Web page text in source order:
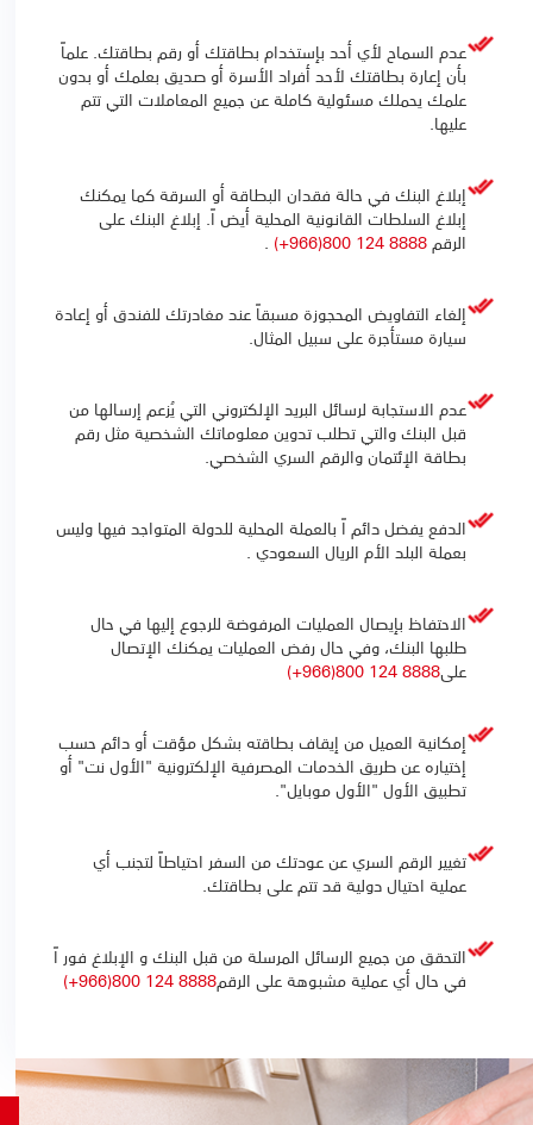
عدم السماح لأي أحد بإستخدام بطاقتك أو رقم بطاقتك. علماً
بأن إعارة بطاقتك لأحد أفراد الأسرة أو صديق بعلمك أو بدون
علمك يحملك مسئولية كاملة عن جميع المعاملات التي تتم
عليها.
إبلاغ البنك في حالة فقدان البطاقة أو السرقة كما يمكنك
إبلاغ السلطات القانونية المحلية أيض اً. إبلاغ البنك على
الرقم8888 124 800(966+)
.
إلغاء التفاويض المحجوزة مسبقاً عند مغادرتك للفندق أو إعادة
سيارة مستأجرة على سبيل المثال.
عدم الاستجابة لرسائل البريد الإلكتروني التي يُزعم إرسالها من
قبل البنك والتي تطلب تدوين معلوماتك الشخصية مثل رقم
بطاقة الإئتمان والرقم السري الشخصي.
الدفع يفضل دائم اً بالعملة المحلية للدولة المتواجد فيها وليس
بعملة البلد الأم الريال السعودي .
الاحتفاظ بإيصال العمليات المرفوضة للرجوع إليها في حال
طلبها البنك، وفي حال رفض العمليات يمكنك الإتصال
على8888 124 800(966+)
إمكانية العميل من إيقاف بطاقته بشكل مؤقت أو دائم حسب
إختياره عن طريق الخدمات المصرفية الإلكترونية "الأول نت" أو
تطبيق الأول "الأول موبايل".
تغيير الرقم السري عن عودتك من السفر احتياطاً لتجنب أي
عملية احتيال دولية قد تتم على بطاقتك.
التحقق من جميع الرسائل المرسلة من قبل البنك و الإبلاغ فور اً
في حال أي عملية مشبوهة على الرقم8888 124 800(966+)